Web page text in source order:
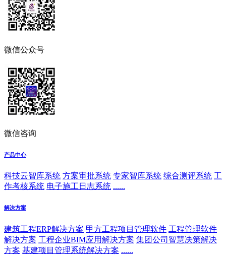
微信公众号
微信咨询
产品中心
科技云智库系统 方案审批系统 专家智库系统 综合测评系统 工
作考核系统 电子施工日志系统 ......
解决方案
建筑工程ERP解决方案 甲方工程项目管理软件 工程管理软件
解决方案 工程企业BIM应用解决方案 集团公司智慧决策解决
方案 基建项目管理系统解决方案 ......